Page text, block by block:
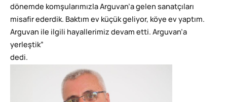
dönemde komşularımızla Arguvan’a gelen sanatçıları
misafir ederdik. Baktım ev küçük geliyor, köye ev yaptım.
Arguvan ile ilgili hayallerimiz devam etti. Arguvan’a
yerleştik”
dedi.